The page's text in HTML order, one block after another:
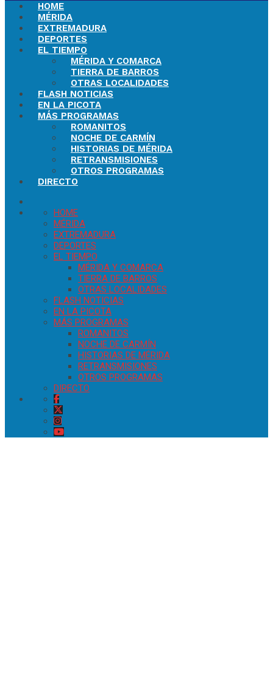
HOME
MÉRIDA
EXTREMADURA
DEPORTES
EL TIEMPO
MÉRIDA Y COMARCA
TIERRA DE BARROS
OTRAS LOCALIDADES
FLASH NOTICIAS
EN LA PICOTA
MÁS PROGRAMAS
ROMANITOS
NOCHE DE CARMÍN
HISTORIAS DE MÉRIDA
RETRANSMISIONES
OTROS PROGRAMAS
DIRECTO
HOME
MÉRIDA
EXTREMADURA
DEPORTES
EL TIEMPO
MÉRIDA Y COMARCA
TIERRA DE BARROS
OTRAS LOCALIDADES
FLASH NOTICIAS
EN LA PICOTA
MÁS PROGRAMAS
ROMANITOS
NOCHE DE CARMÍN
HISTORIAS DE MÉRIDA
RETRANSMISIONES
OTROS PROGRAMAS
DIRECTO